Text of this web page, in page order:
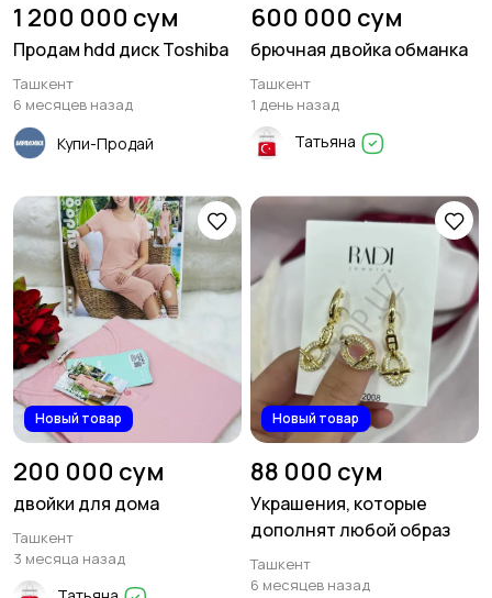
1 200 000 сум
Продам hdd диск Toshiba
Ташкент
6 месяцев назад
Купи-Продай
600 000 сум
брючная двойка обманка
Ташкент
1 день назад
Татьяна
Новый товар
200 000 сум
двойки для дома
Ташкент
3 месяца назад
Новый товар
88 000 сум
Украшения, которые
дополнят любой образ
Ташкент
6 месяцев назад